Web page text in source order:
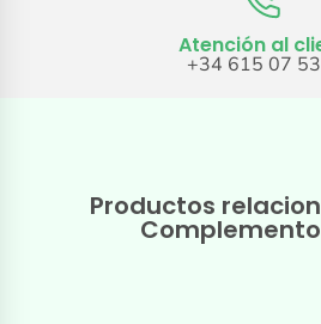
Atención al
+34 615 07
Productos